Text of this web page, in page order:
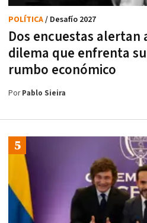
Dos encuestas alertan
dilema que enfrenta
rumbo económico
POLÍTICA/ Desafío 2027
PorPablo Sieira